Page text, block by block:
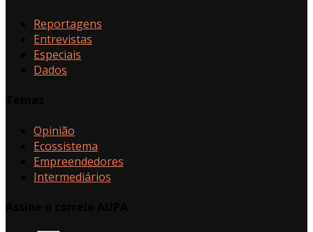
Reportagens
Entrevistas
Especiais
Dados
Opinião
Ecossistema
Empreendedores
Intermediários